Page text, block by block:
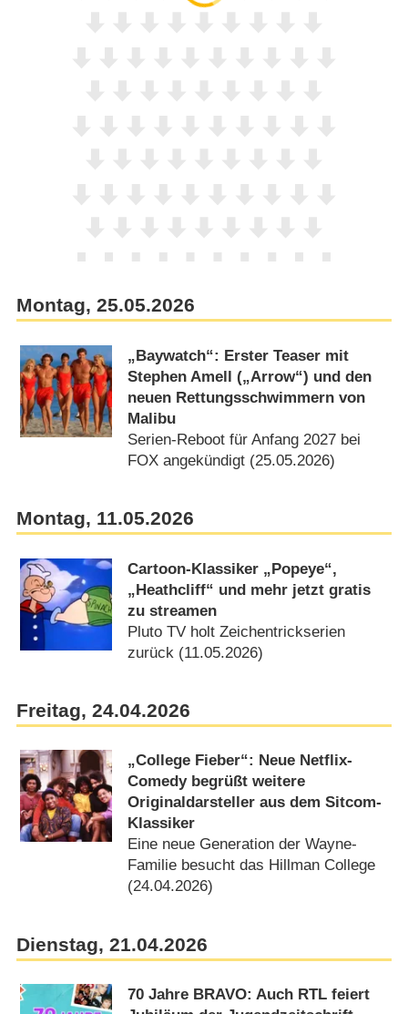
Montag, 25.05.2026
„Baywatch“: Erster Teaser mit
Stephen Amell („Arrow“) und den
neuen Rettungsschwimmern von
Malibu
Serien-Reboot für Anfang 2027 bei
FOX angekündigt (25.05.2026)
Montag, 11.05.2026
Cartoon-Klassiker „Popeye“,
„Heathcliff“ und mehr jetzt gratis
zu streamen
Pluto TV holt Zeichentrickserien
zurück (11.05.2026)
Freitag, 24.04.2026
„College Fieber“: Neue Netflix-
Comedy begrüßt weitere
Originaldarsteller aus dem Sitcom-
Klassiker
Eine neue Generation der Wayne-
Familie besucht das Hillman College
(24.04.2026)
Dienstag, 21.04.2026
70 Jahre BRAVO: Auch RTL feiert